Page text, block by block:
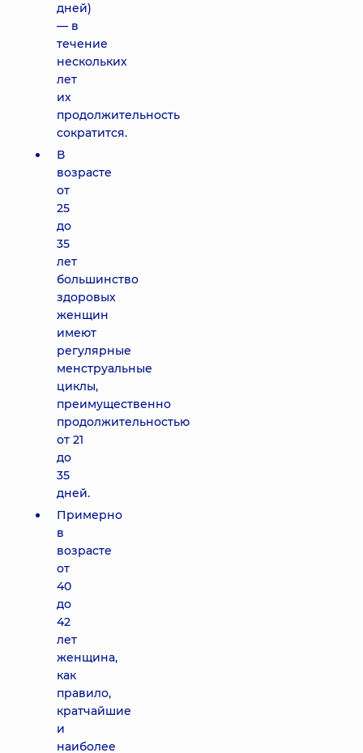
дней)
— в
течение
нескольких
лет
их
продолжительность
сократится.
В
возрасте
от
25
до
35
лет
большинство
здоровых
женщин
имеют
регулярные
менструальные
циклы,
преимущественно
продолжительностью
от 21
до
35
дней.
Примерно
в
возрасте
от
40
до
42
лет
женщина,
как
правило,
кратчайшие
и
наиболее